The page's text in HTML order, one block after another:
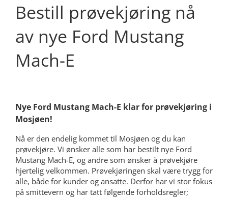
Bestill prøvekjøring nå
av nye Ford Mustang
Mach-E
Nye Ford Mustang Mach-E klar for prøvekjøring i
Mosjøen!
Nå er den endelig kommet til Mosjøen og du kan
prøvekjøre. Vi ønsker alle som har bestilt nye Ford
Mustang Mach-E, og andre som ønsker å prøvekjøre
hjertelig velkommen. Prøvekjøringen skal være trygg for
alle, både for kunder og ansatte. Derfor har vi stor fokus
på smittevern og har tatt følgende forholdsregler;